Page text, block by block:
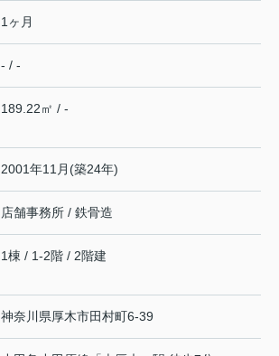
1ヶ月
- / -
189.22㎡ / -
2001年11月(築24年)
店舗事務所 / 鉄骨造
1棟 / 1-2階 / 2階建
神奈川県厚木市田村町6-39